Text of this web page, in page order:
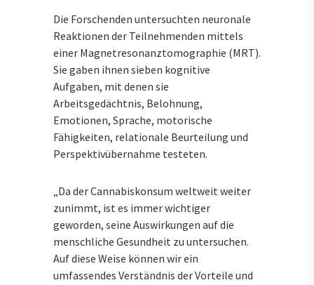
Die Forschenden untersuchten neuronale
Reaktionen der Teilnehmenden mittels
einer Magnetresonanztomographie (MRT).
Sie gaben ihnen sieben kognitive
Aufgaben, mit denen sie
Arbeitsgedächtnis, Belohnung,
Emotionen, Sprache, motorische
Fähigkeiten, relationale Beurteilung und
Perspektivübernahme testeten.
„Da der Cannabiskonsum weltweit weiter
zunimmt, ist es immer wichtiger
geworden, seine Auswirkungen auf die
menschliche Gesundheit zu untersuchen.
Auf diese Weise können wir ein
umfassendes Verständnis der Vorteile und